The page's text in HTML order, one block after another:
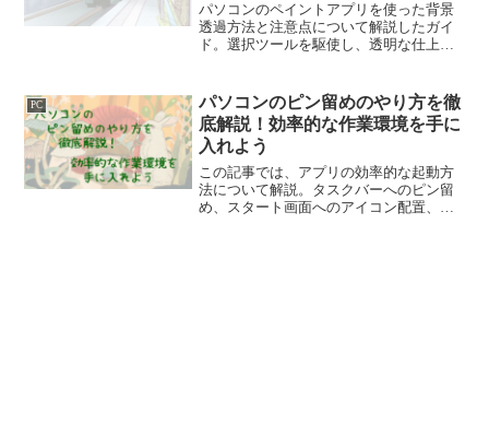
パソコンのペイントアプリを使った背景
透過方法と注意点について解説したガイ
ド。選択ツールを駆使し、透明な仕上が
しむクリエイティブな編集ガイドです。
PC
パソコンのピン留めのやり方を徹
底解説！効率的な作業環境を手に
入れよう
この記事では、アプリの効率的な起動方
法について解説。タスクバーへのピン留
め、スタート画面へのアイコン配置、デ